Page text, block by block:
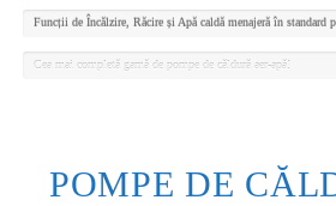
Funcții de Încălzire, Răcire și Apă caldă menajeră în standard
Cea mai completă gamă de pompe de căldură aer-apă!
POMPE DE